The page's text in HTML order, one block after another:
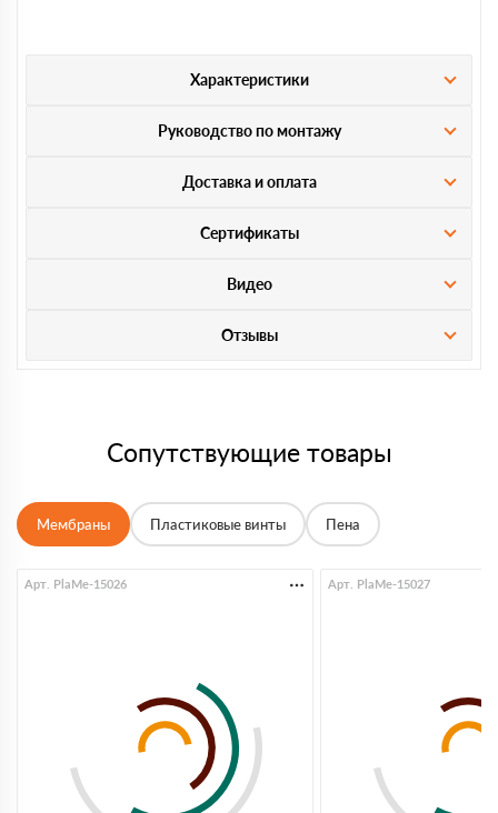
Характеристики
Руководство по монтажу
Доставка и оплата
Сертификаты
Видео
Отзывы
Сопутствующие товары
Мембраны Пластиковые винты Пена
Арт. PlaMe-15026 Арт. PlaMe-15027